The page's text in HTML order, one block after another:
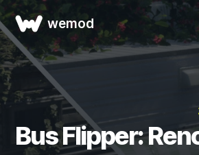
wemod
Bus Flipper: